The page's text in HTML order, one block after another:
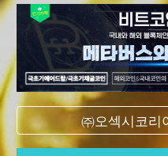
㈜오섹시코리